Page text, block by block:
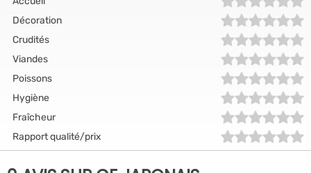
Décoration
Crudités
Viandes
Poissons
Hygiène
Fraîcheur
Rapport qualité/prix